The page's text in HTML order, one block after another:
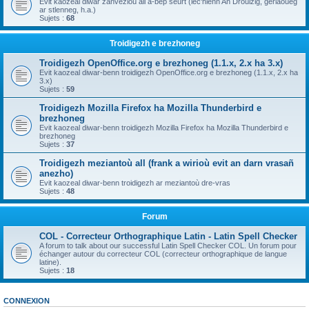
ar stlenneg, h.a.)
Sujets : 68
Troidigezh e brezhoneg
Troidigezh OpenOffice.org e brezhoneg (1.1.x, 2.x ha 3.x)
Evit kaozeal diwar-benn troidigezh OpenOffice.org e brezhoneg (1.1.x, 2.x ha
3.x)
Sujets : 59
Troidigezh Mozilla Firefox ha Mozilla Thunderbird e
brezhoneg
Evit kaozeal diwar-benn troidigezh Mozilla Firefox ha Mozilla Thunderbird e
brezhoneg
Sujets : 37
Troidigezh meziantoù all (frank a wirioù evit an darn vrasañ
anezho)
Evit kaozeal diwar-benn troidigezh ar meziantoù dre-vras
Sujets : 48
Forum
COL - Correcteur Orthographique Latin - Latin Spell Checker
A forum to talk about our successful Latin Spell Checker COL. Un forum pour
échanger autour du correcteur COL (correcteur orthographique de langue
latine).
Sujets : 18
CONNEXION